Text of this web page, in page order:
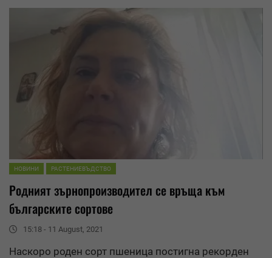
НОВИНИ РАСТЕНИЕВЪДСТВО
Родният зърнопроизводител се връща към
българските сортове
15:18 - 11 August, 2021
Наскоро роден сорт пшеница постигна рекорден